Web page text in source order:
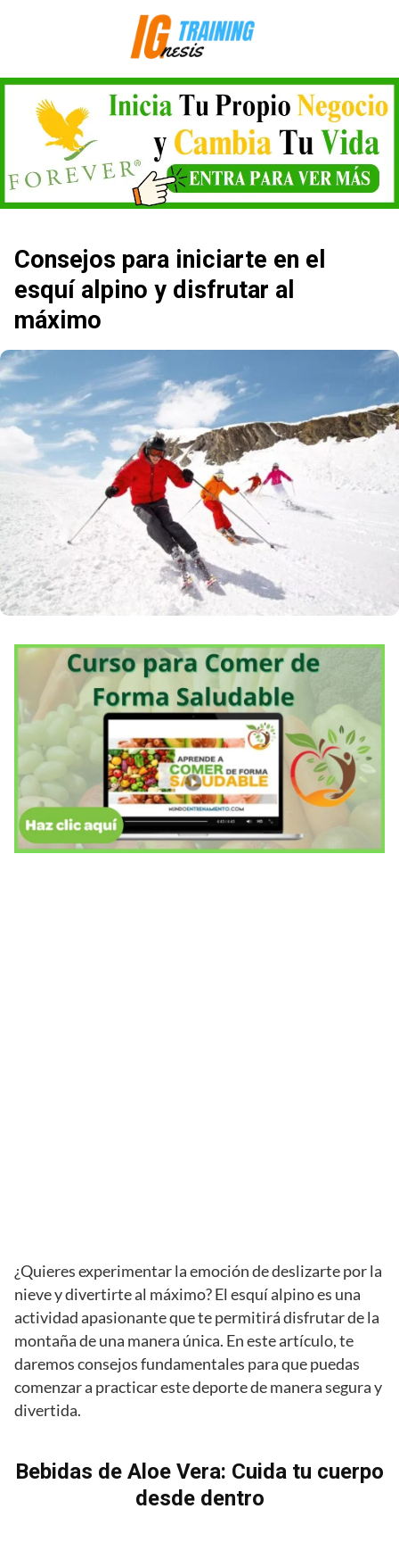
Consejos para iniciarte en el
esquí alpino y disfrutar al
máximo
¿Quieres experimentar la emoción de deslizarte por la
nieve y divertirte al máximo? El esquí alpino es una
actividad apasionante que te permitirá disfrutar de la
montaña de una manera única. En este artículo, te
daremos consejos fundamentales para que puedas
comenzar a practicar este deporte de manera segura y
divertida.
Bebidas de Aloe Vera: Cuida tu cuerpo
desde dentro